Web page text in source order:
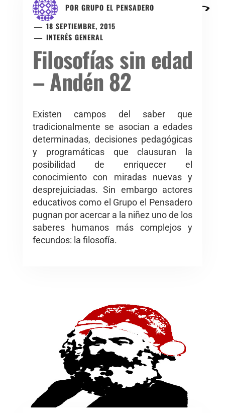
POR GRUPO EL PENSADERO
18 SEPTIEMBRE, 2015
INTERÉS GENERAL
Filosofías sin edad
– Andén 82
Existen campos del saber que
tradicionalmente se asocian a edades
determinadas, decisiones pedagógicas
y programáticas que clausuran la
posibilidad de enriquecer el
conocimiento con miradas nuevas y
desprejuiciadas. Sin embargo actores
educativos como el Grupo el Pensadero
pugnan por acercar a la niñez uno de los
saberes humanos más complejos y
fecundos: la filosofía.